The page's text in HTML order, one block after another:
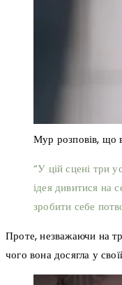
Мур розповів, що
“У цій сцені три
ідея дивитися на
зробити себе
Проте, незважаючи на
чого вона досягла у